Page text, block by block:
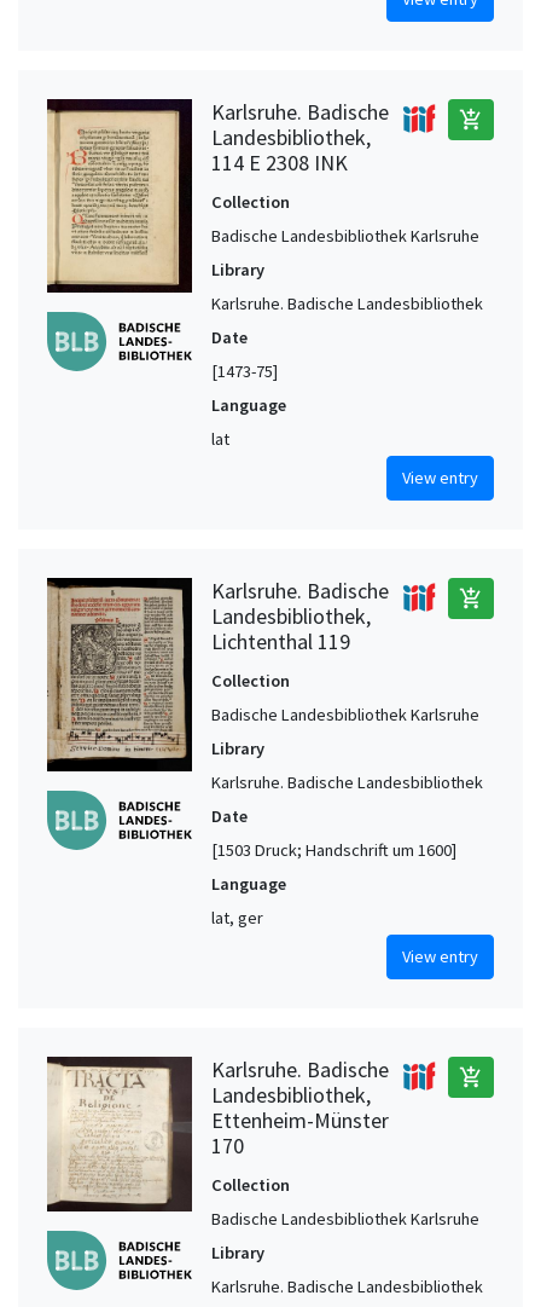
Karlsruhe. Badische
Landesbibliothek,
114 E 2308 INK
add_shopping_cart
Collection
Badische Landesbibliothek Karlsruhe
Library
Karlsruhe. Badische Landesbibliothek
Date
[1473-75]
Language
lat
View entry
Karlsruhe. Badische
Landesbibliothek,
Lichtenthal 119
add_shopping_cart
Collection
Badische Landesbibliothek Karlsruhe
Library
Karlsruhe. Badische Landesbibliothek
Date
[1503 Druck; Handschrift um 1600]
Language
lat, ger
View entry
Karlsruhe. Badische
Landesbibliothek,
Ettenheim-Münster
170
add_shopping_cart
Collection
Badische Landesbibliothek Karlsruhe
Library
Karlsruhe. Badische Landesbibliothek